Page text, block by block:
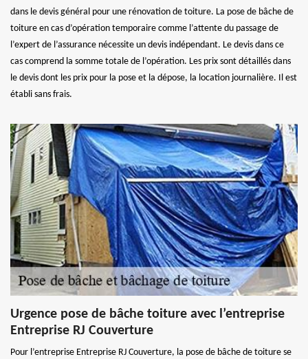
dans le devis général pour une rénovation de toiture. La pose de bâche de
toiture en cas d’opération temporaire comme l’attente du passage de
l’expert de l’assurance nécessite un devis indépendant. Le devis dans ce
cas comprend la somme totale de l’opération. Les prix sont détaillés dans
le devis dont les prix pour la pose et la dépose, la location journalière. Il est
établi sans frais.
Urgence pose de bâche toiture avec l’entreprise
Entreprise RJ Couverture
Pour l’entreprise Entreprise RJ Couverture, la pose de bâche de toiture se